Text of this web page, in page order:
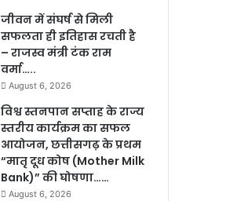
जीवन में संघर्ष से मिली
सफलता ही इतिहास रचती है
– राजस्व मंत्री टंक राम
वर्मा…..
August 6, 2026
विश्व स्तनपान सप्ताह के राज्य
स्तरीय कार्यक्रम का सफल
आयोजन, छत्तीसगढ़ के प्रथम
“मातृ दूध कोष (Mother Milk
Bank)” की घोषणा……
August 6, 2026